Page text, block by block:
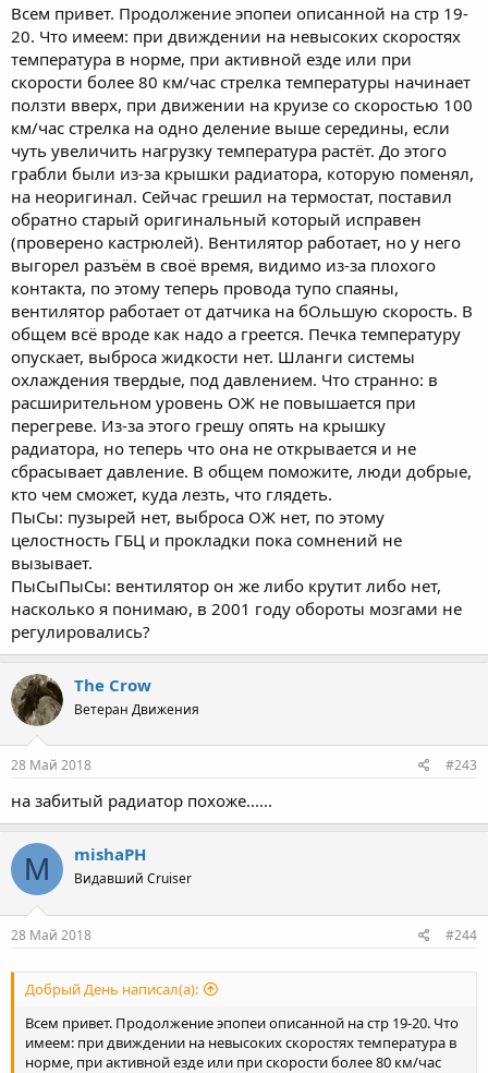
Всем привет. Продолжение эпопеи описанной на стр 19-
20. Что имеем: при движдении на невысоких скоростях
температура в норме, при активной езде или при
скорости более 80 км/час стрелка температуры начинает
ползти вверх, при движении на круизе со скоростью 100
км/час стрелка на одно деление выше середины, если
чуть увеличить нагрузку температура растёт. До этого
грабли были из-за крышки радиатора, которую поменял,
на неоригинал. Сейчас грешил на термостат, поставил
обратно старый оригинальный который исправен
(проверено кастрюлей). Вентилятор работает, но у него
выгорел разъём в своё время, видимо из-за плохого
контакта, по этому теперь провода тупо спаяны,
вентилятор работает от датчика на бОльшую скорость. В
общем всё вроде как надо а греется. Печка температуру
опускает, выброса жидкости нет. Шланги системы
охлаждения твердые, под давлением. Что странно: в
расширительном уровень ОЖ не повышается при
перегреве. Из-за этого грешу опять на крышку
радиатора, но теперь что она не открывается и не
сбрасывает давление. В общем поможите, люди добрые,
кто чем сможет, куда лезть, что глядеть.
ПыСы: пузырей нет, выброса ОЖ нет, по этому
целостность ГБЦ и прокладки пока сомнений не
вызывает.
ПыСыПыСы: вентилятор он же либо крутит либо нет,
насколько я понимаю, в 2001 году обороты мозгами не
регулировались?
The Crow
Ветеран Движения
28 Май 2018 #243
на забитый радиатор похоже......
M mishaPH
Видавший Cruiser
28 Май 2018 #244
Добрый День написал(а):
Всем привет. Продолжение эпопеи описанной на стр 19-20. Что
имеем: при движдении на невысоких скоростях температура в
норме, при активной езде или при скорости более 80 км/час